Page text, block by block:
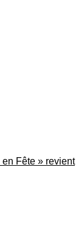
en Fête » revient